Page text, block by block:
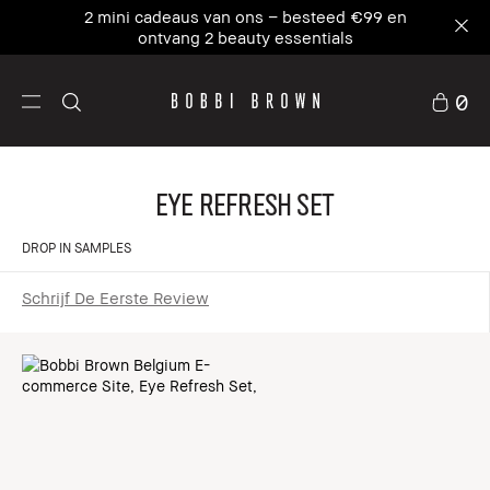
2 mini cadeaus van ons – besteed €99 en
ontvang 2 beauty essentials
0
Eye Refresh Set
DROP IN SAMPLES
Schrijf De Eerste Review